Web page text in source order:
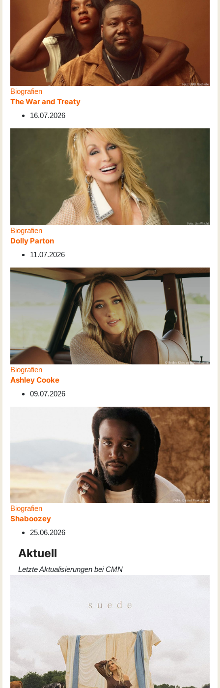
Biografien
The War and Treaty
16.07.2026
Biografien
Dolly Parton
11.07.2026
Biografien
Ashley Cooke
09.07.2026
Biografien
Shaboozey
25.06.2026
Aktuell
Letzte Aktualisierungen bei CMN